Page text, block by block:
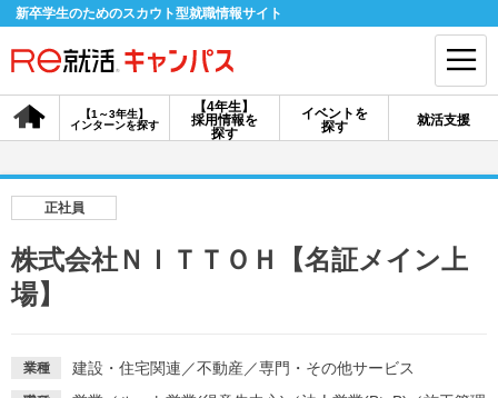
新卒学生のためのスカウト型就職情報サイト
【4年生】
採用情報を
探す
【1～3年生】
インターンを探す
イベントを
探す
就活支援
会員登録 ログイン
正社員
株式会社ＮＩＴＴＯＨ【名証メイン上
場】
業種 建設・住宅関連 ／不動産／専門・その他サービス